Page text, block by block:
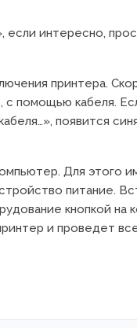
интересно,
принтера.
помощью кабеля.
появится
Для этого
питание.
кнопкой на
и проведет